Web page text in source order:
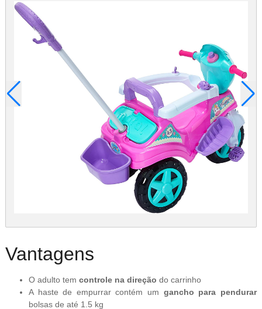
Vantagens
O adulto tem controle na direção do carrinho
A haste de empurrar contém um gancho para pendurar
bolsas de até 1.5 kg